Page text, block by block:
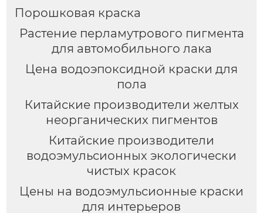
Порошковая краска
Растение перламутрового пигмента
для автомобильного лака
Цена водоэпоксидной краски для
пола
Китайские производители желтых
неорганических пигментов
Китайские производители
водоэмульсионных экологически
чистых красок
Цены на водоэмульсионные краски
для интерьеров